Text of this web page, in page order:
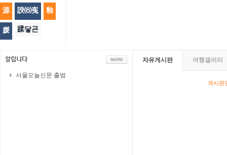
源 諛⑹寃 釉
媛 蹂닿굔
서울오늘신문 출범
자유게시판 여행갤러리
게시판